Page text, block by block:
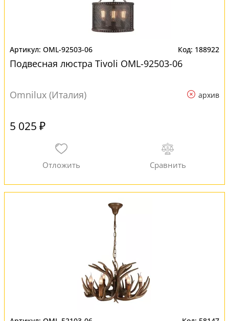
OML-92503-06 188922
Подвесная люстра Tivoli OML-92503-06
Omnilux (Италия) архив
5 025 ₽